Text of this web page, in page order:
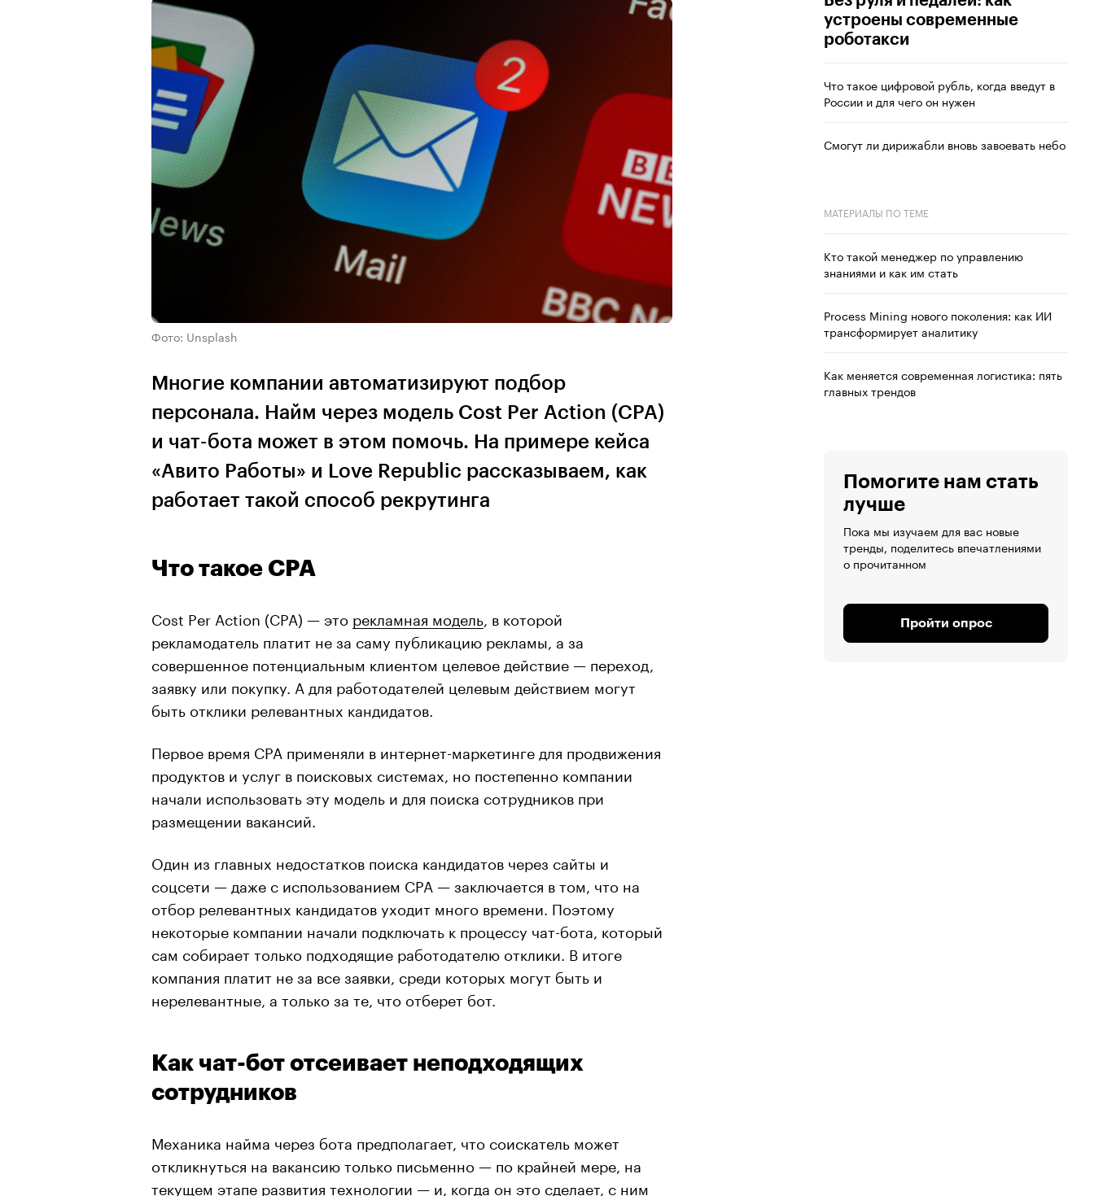
Фото: Unsplash
Многие компании автоматизируют подбор
персонала. Найм через модель Cost Per Action (CPA)
и чат-бота может в этом помочь. На примере кейса
«Авито Работы» и Love Republic рассказываем, как
работает такой способ рекрутинга
Что такое CPA
Cost Per Action (CPA) — это рекламная модель , в которой
рекламодатель платит не за саму публикацию рекламы, а за
совершенное потенциальным клиентом целевое действие — переход,
заявку или покупку. А для работодателей целевым действием могут
быть отклики релевантных кандидатов.
Первое время CPA применяли в интернет-маркетинге для продвижения
продуктов и услуг в поисковых системах, но постепенно компании
начали использовать эту модель и для поиска сотрудников при
размещении вакансий.
Один из главных недостатков поиска кандидатов через сайты и
соцсети — даже с использованием CPA — заключается в том, что на
отбор релевантных кандидатов уходит много времени. Поэтому
некоторые компании начали подключать к процессу чат-бота, который
сам собирает только подходящие работодателю отклики. В итоге
компания платит не за все заявки, среди которых могут быть и
нерелевантные, а только за те, что отберет бот.
Как чат-бот отсеивает неподходящих
сотрудников
Механика найма через бота предполагает, что соискатель может
откликнуться на вакансию только письменно — по крайней мере, на
текущем этапе развития технологии — и, когда он это сделает, с ним
устроены современные
роботакси
Что такое цифровой рубль, когда введут в
России и для чего он нужен
Смогут ли дирижабли вновь завоевать небо
МАТЕРИАЛЫ ПО ТЕМЕ
Кто такой менеджер по управлению
знаниями и как им стать
Process Mining нового поколения: как ИИ
трансформирует аналитику
Как меняется современная логистика: пять
главных трендов
Помогите нам стать
лучше
Пока мы изучаем для вас новые
тренды, поделитесь впечатлениями
о прочитанном
Пройти опрос